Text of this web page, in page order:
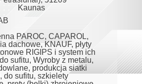
Kaunas
PAROC, CAPAROL,
dachowe, KNAUF, płyty
RIGIPS i system ich
sufitu, Wyroby z metalu,
produkcja siatki
do sufitu, szkielety